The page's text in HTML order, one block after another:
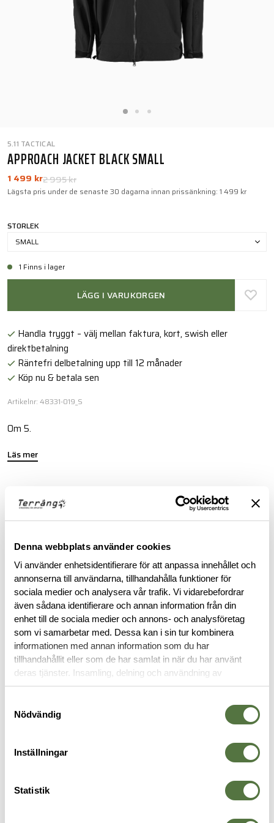
Denna webbplats använder cookies
Vi använder enhetsidentifierare för att anpassa innehållet och
annonserna till användarna, tillhandahålla funktioner för
sociala medier och analysera vår trafik. Vi vidarebefordrar
även sådana identifierare och annan information från din
enhet till de sociala medier och annons- och analysföretag
som vi samarbetar med. Dessa kan i sin tur kombinera
informationen med annan information som du har
tillhandahållit eller som de har samlat in när du har använt
deras tjänster. Insamling, delning och användning av
personuppgifter kan användas för personalisering av
Nödvändig
Inställningar
Statistik
5.11 TACTICAL
APPROACH JACKET BLACK SMALL
2 995 kr
1 499 kr
Lägsta pris under de senaste 30 dagarna innan prissänkning: 1 499 kr
STORLEK
SMALL
1 Finns i lager
LÄGG I VARUKORGEN
Handla tryggt – välj mellan faktura, kort, swish eller
direktbetalning
Räntefri delbetalning upp till 12 månader
Köp nu & betala sen
Artikelnr: 48331-019_S
Om 5.
Läs mer
BESKRIVNING
RECENSIONER
OM VARUMÄRKET
PRO Mission